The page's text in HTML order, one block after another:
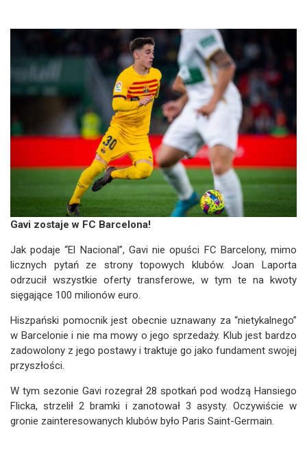
Gavi zostaje w FC Barcelona!
Jak podaje “El Nacional”, Gavi nie opuści FC Barcelony, mimo
licznych pytań ze strony topowych klubów. Joan Laporta
odrzucił wszystkie oferty transferowe, w tym te na kwoty
sięgające 100 milionów euro.
Hiszpański pomocnik jest obecnie uznawany za “nietykalnego”
w Barcelonie i nie ma mowy o jego sprzedaży. Klub jest bardzo
zadowolony z jego postawy i traktuje go jako fundament swojej
przyszłości.
W tym sezonie Gavi rozegrał 28 spotkań pod wodzą Hansiego
Flicka, strzelił 2 bramki i zanotował 3 asysty. Oczywiście w
gronie zainteresowanych klubów było Paris Saint-Germain.